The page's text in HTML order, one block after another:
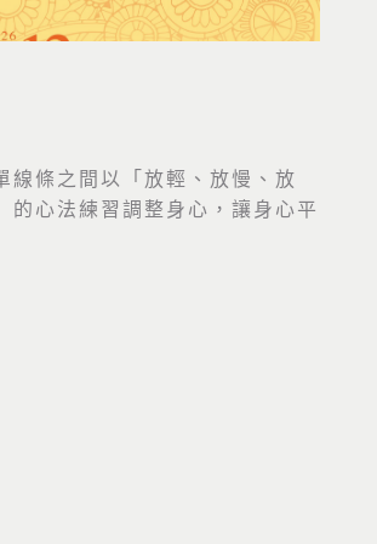
線條之間以「放輕、放慢、放
的心法練習調整身心，讓身心平